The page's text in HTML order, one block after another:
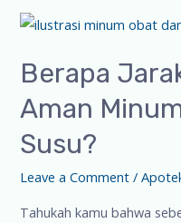
Berapa
Aman
Susu?
Leave a Comment /
Tahukah kamu bahwa